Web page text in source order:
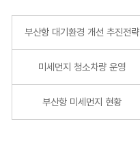
부산항 대기환경 개선 추진전략
미세먼지 청소차량 운영
부산항 미세먼지 현황